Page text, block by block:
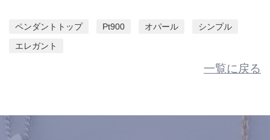
ペンダントトップ Pt900 オパール
シンプル
エレガント
一覧に戻る